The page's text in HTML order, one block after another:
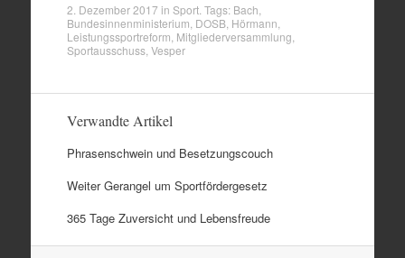
2. Dezember 2017 in Sport. Tags: Bach
Bundesinnenministerium DOSB, Hörmann
Leistungssportreform Mitgliederversammlung
Sportausschuss, Vesper
Verwandte Artikel
Phrasenschwein und Besetzungscouch
Weiter Gerangel um Sportfördergesetz
365 Tage Zuversicht und Lebensfreude